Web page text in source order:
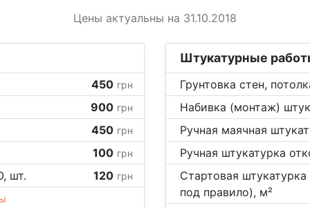
Цены актуальны на 31.10.2018
450 грн
900 грн
450 грн
100 грн
шт. 120 грн
Штукатурные
Грунтовка стен,
Набивка (монтаж)
Ручная маячная
Ручная штукатурка
Стартовая
под правило), м²